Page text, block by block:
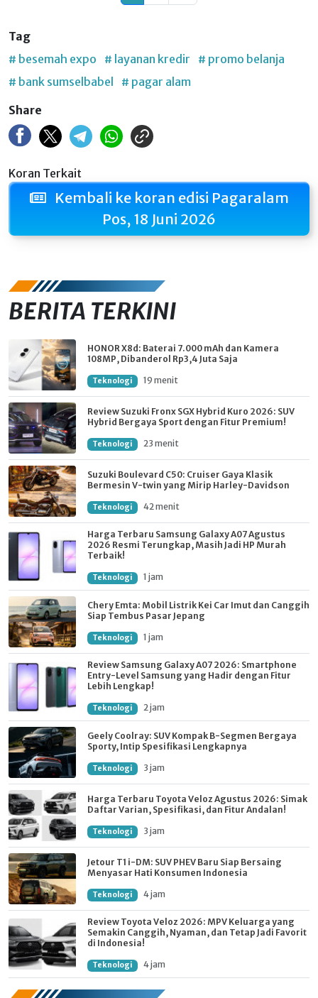
Tag
# besemah expo
# layanan kredir
# promo belanja
# bank sumselbabel
# pagar alam
Share
Koran Terkait
Kembali ke koran edisi Pagaralam
Pos, 18 Juni 2026
BERITA TERKINI
HONOR X8d: Baterai 7.000 mAh dan Kamera
108MP, Dibanderol Rp3,4 Juta Saja
Teknologi 19 menit
Review Suzuki Fronx SGX Hybrid Kuro 2026: SUV
Hybrid Bergaya Sport dengan Fitur Premium!
Teknologi 23 menit
Suzuki Boulevard C50: Cruiser Gaya Klasik
Bermesin V-twin yang Mirip Harley-Davidson
Teknologi 42 menit
Harga Terbaru Samsung Galaxy A07 Agustus
2026 Resmi Terungkap, Masih Jadi HP Murah
Terbaik!
Teknologi 1 jam
Chery Emta: Mobil Listrik Kei Car Imut dan Canggih
Siap Tembus Pasar Jepang
Teknologi 1 jam
Review Samsung Galaxy A07 2026: Smartphone
Entry-Level Samsung yang Hadir dengan Fitur
Lebih Lengkap!
Teknologi 2 jam
Geely Coolray: SUV Kompak B-Segmen Bergaya
Sporty, Intip Spesifikasi Lengkapnya
Teknologi 3 jam
Harga Terbaru Toyota Veloz Agustus 2026: Simak
Daftar Varian, Spesifikasi, dan Fitur Andalan!
Teknologi 3 jam
Jetour T1 i-DM: SUV PHEV Baru Siap Bersaing
Menyasar Hati Konsumen Indonesia
Teknologi 4 jam
Review Toyota Veloz 2026: MPV Keluarga yang
Semakin Canggih, Nyaman, dan Tetap Jadi Favorit
di Indonesia!
Teknologi 4 jam